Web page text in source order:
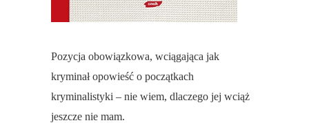
Pozycja obowiązkowa, wciągająca jak
kryminał opowieść o początkach
kryminalistyki – nie wiem, dlaczego jej wciąż
jeszcze nie mam.